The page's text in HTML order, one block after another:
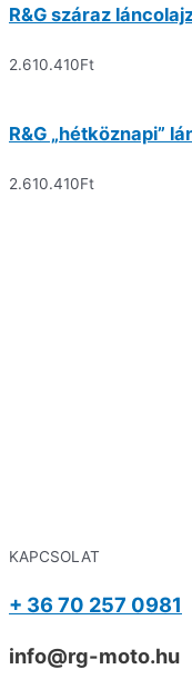
R&G száraz
2.610.410Ft
R&G „hétköznapi”
2.610.410Ft
KAPCSOLAT
+ 36 70 257 0981
info@rg-moto.hu